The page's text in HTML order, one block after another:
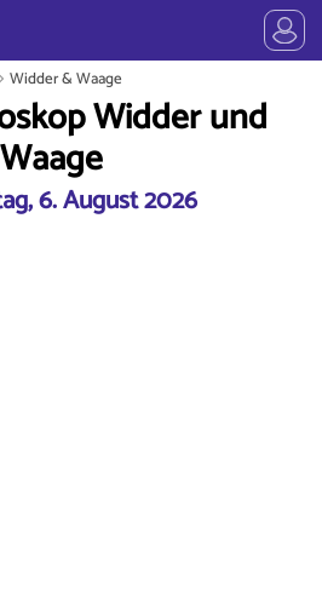
Widder & Waage
Widder und
Waage
6. August 2026